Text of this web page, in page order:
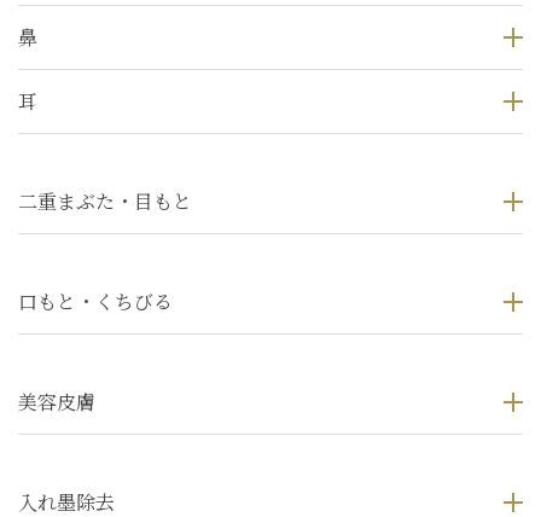
鼻
耳
二重まぶた・目もと
口もと・くちびる
美容皮膚
入れ墨除去